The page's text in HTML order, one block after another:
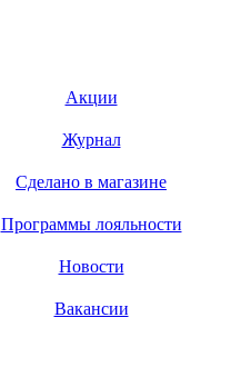
Акции
Журнал
Сделано в магазине
Программы лояльности
Новости
Вакансии